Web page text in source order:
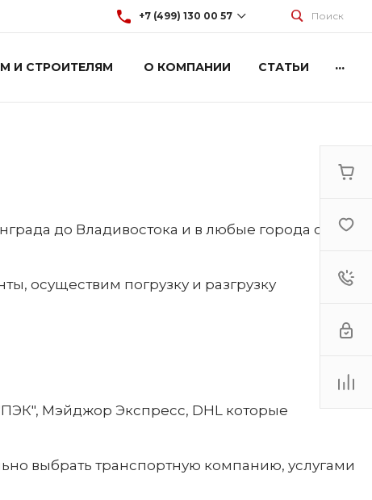
+7 (499) 130 00 57 Поиск
И СТРОИТЕЛЯМ О КОМПАНИИ СТАТЬИ ...
до Владивостока и в любые города стран
осуществим погрузку и разгрузку
Мэйджор Экспресс, DHL которые
выбрать транспортную компанию, услугами